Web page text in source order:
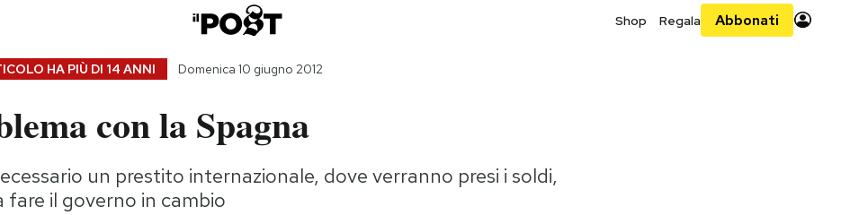
Shop Regala Abbonati
HA PIÙ DI 14 ANNI Domenica 10 giugno 2012
con la Spagna
un prestito internazionale, dove verranno presi i soldi,
fare il governo in cambio